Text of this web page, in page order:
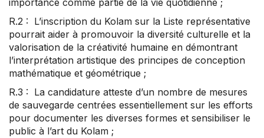
importance comme partie de la vie quotidienne ;
R.2 : L’inscription du Kolam sur la Liste représentative
pourrait aider à promouvoir la diversité culturelle et la
valorisation de la créativité humaine en démontrant
l’interprétation artistique des principes de conception
mathématique et géométrique ;
R.3 : La candidature atteste d’un nombre de mesures
de sauvegarde centrées essentiellement sur les efforts
pour documenter les diverses formes et sensibiliser le
public à l’art du Kolam ;